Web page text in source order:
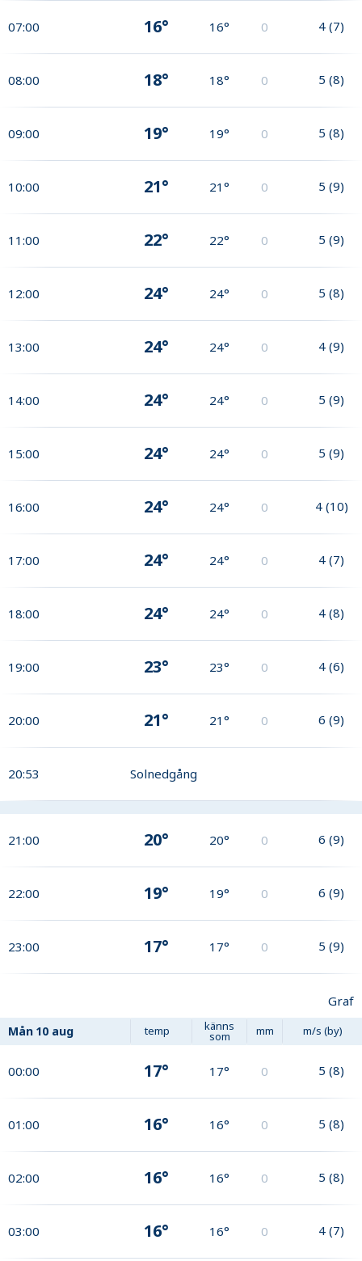
07:00 16° 16° 0 4 (7)
08:00 18° 18° 0 5 (8)
09:00 19° 19° 0 5 (8)
10:00 21° 21° 0 5 (9)
11:00 22° 22° 0 5 (9)
12:00 24° 24° 0 5 (8)
13:00 24° 24° 0 4 (9)
14:00 24° 24° 0 5 (9)
15:00 24° 24° 0 5 (9)
16:00 24° 24° 0 4 (10)
17:00 24° 24° 0 4 (7)
18:00 24° 24° 0 4 (8)
19:00 23° 23° 0 4 (6)
20:00 21° 21° 0 6 (9)
20:53 Solnedgång
21:00 20° 20° 0 6 (9)
22:00 19° 19° 0 6 (9)
23:00 17° 17° 0 5 (9)
Graf
Mån 10 aug temp känns
som mm m/s (by)
00:00 17° 17° 0 5 (8)
01:00 16° 16° 0 5 (8)
02:00 16° 16° 0 5 (8)
03:00 16° 16° 0 4 (7)